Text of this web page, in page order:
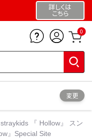
詳しくは
こちら
0
変更
straykids 『 Hollow』 スン
』Special Site